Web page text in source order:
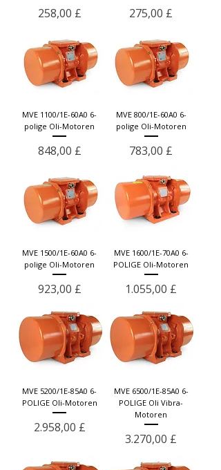
Preis
258,00 £ Preis
275,00 £
MVE 1100/1E-60A0 6-
polige Oli-Motoren
Preis
848,00 £
MVE 800/1E-60A0 6-
polige Oli-Motoren
Preis
783,00 £
MVE 1500/1E-60A0 6-
polige Oli-Motoren
Preis
923,00 £
MVE 1600/1E-70A0 6-
POLIGE Oli-Motoren
Preis
1.055,00 £
MVE 5200/1E-85A0 6-
POLIGE Oli-Motoren
Preis
2.958,00 £
MVE 6500/1E-85A0 6-
POLIGE Oli Vibra-
Motoren
Preis
3.270,00 £